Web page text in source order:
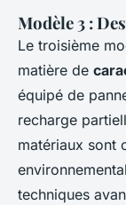
Modèle 3 :
Le troisième
matière de
équipé de
recharge
matériaux sont
techniques